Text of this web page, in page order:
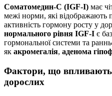
Соматомедин-С (IGF-I) має
межі норми, які відображають
активність гормону росту у
нормального рівня IGF-I є
гормональної системи та
як акромегалія, аденома
Фактори, що впливають
дорослих